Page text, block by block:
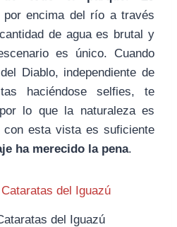
por encima del río a través
de agua es brutal y
es único. Cuando
Diablo, independiente de
haciéndose selfies, te
lo que la naturaleza es
esta vista es suficiente
ha merecido la pena.
del Iguazú